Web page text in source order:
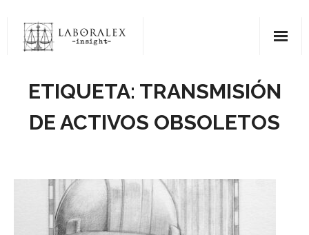
Saltar
contenido
ETIQUETA: TRANSMISIÓN
DE ACTIVOS OBSOLETOS